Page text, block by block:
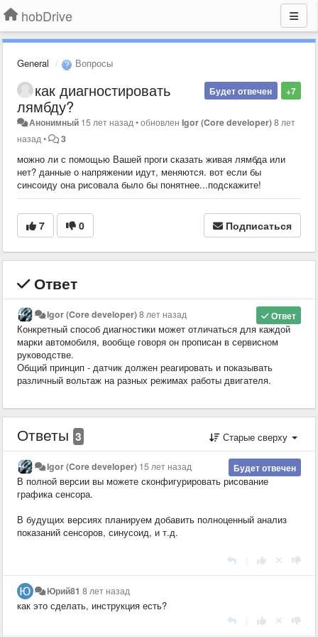
hobDrive
General Вопросы
+7
Будет отвечен
как диагностировать
лямбду?
Анонимный 15 лет назад •обновленIgor (Core developer)8 лет
назад • 3
можно ли с помощью Вашей проги сказать живая лямбда или
нет? данные о напряжении идут, меняются. вот если бы
синсоиду она рисовала было бы понятнее...подскажите!
7 0 Подписаться
Ответ
Ответ
Igor (Core developer)8 лет назад
Конкретный способ диагностики может отличаться для каждой
марки автомобиля, вообще говоря он прописан в сервисном
руководстве.
Общий принцип - датчик должен реагировать и показывать
различный вольтаж на разных режимах работы двигателя.
Ответы 3 Старые сверху
Будет отвечен
Igor (Core developer) 15 лет назад
В полной версии вы можете сконфигурировать рисование
графика сенсора.
В будущих версиях планируем добавить полноценный анализ
показаний сенсоров, синусоид, и т.д.
Юрий81 8 лет назад
как это сделать, инструкция есть?